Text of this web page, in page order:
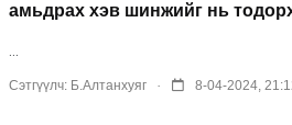
амьдрах хэв шинжийг нь
Сэтгүүлч: Б.Алтанхуяг 8-04-2024,